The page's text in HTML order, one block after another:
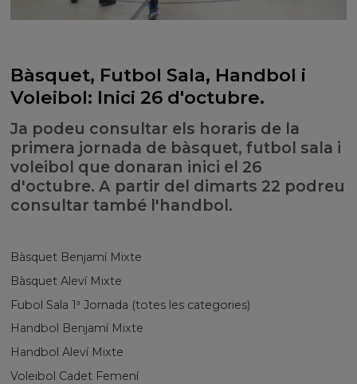
Bàsquet, Futbol Sala, Handbol i
Voleibol: Inici 26 d'octubre.
Ja podeu consultar els horaris de la
primera jornada de bàsquet, futbol sala i
voleibol que donaran inici el 26
d'octubre. A partir del dimarts 22 podreu
consultar també l'handbol.
Bàsquet Benjamí Mixte
Bàsquet Aleví Mixte
Fubol Sala 1ª Jornada (totes les categories)
Handbol Benjamí Mixte
Handbol Aleví Mixte
Voleibol Cadet Femení